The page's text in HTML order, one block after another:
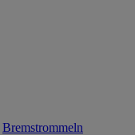
Bremstrommeln